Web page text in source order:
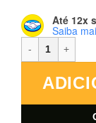
Até 12x
Saiba